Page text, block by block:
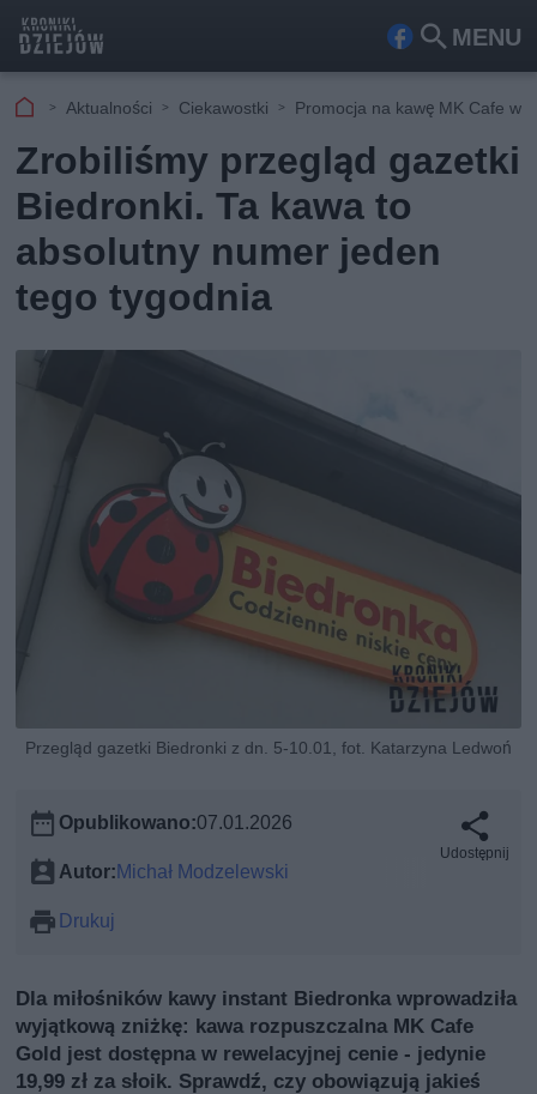
MENU
Fa
ook
Szu
kaj
Aktualności Ciekawostki Promocja na kawę MK Cafe w
Zrobiliśmy przegląd gazetki
Biedronki. Ta kawa to
absolutny numer jeden
tego tygodnia
Przegląd gazetki Biedronki z dn. 5-10.01, fot. Katarzyna Ledwoń
Opublikowano:07.01.2026
Autor:Michał Modzelewski
Drukuj
Udostępnij
Dla miłośników kawy instant Biedronka wprowadziła
wyjątkową zniżkę: kawa rozpuszczalna MK Cafe
Gold jest dostępna w rewelacyjnej cenie - jedynie
19,99 zł za słoik. Sprawdź, czy obowiązują jakieś